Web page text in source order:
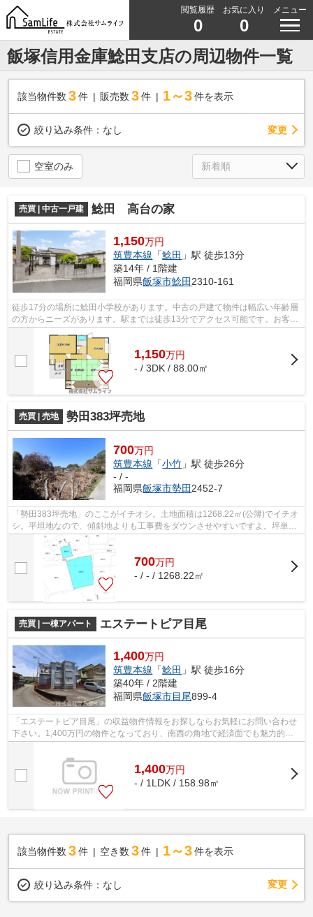
閲覧履歴
0
お気に入り
0
メニュー
飯塚信用金庫鯰田支店の周辺物件一覧
該当物件数 3件 販売数 3 件 1～3 件を表示
絞り込み条件： なし 変更
空室のみ
売買 | 中古一戸建 鯰田 高台の家
1,150万円
筑豊本線 「鯰田 」駅 徒歩13分
築14年 / 1階建
福岡県飯塚市鯰田2310-161
徒歩17分の場所に鯰田小学校があります。中古の戸建て物件は幅広い年齢層
の方からニーズがあります。駅までは徒歩13分でアクセス可能です。お客様
から高い評価をいただく南側道路に接...
1,150万円
- / 3DK / 88.00㎡
売買 | 売地 勢田383坪売地
700万円
筑豊本線 「小竹 」駅 徒歩26分
- / -
福岡県飯塚市勢田 2452-7
「勢田383坪売地」のここがイチオシ。土地面積は1268.22㎡(公簿)でイチオ
シ。平坦地なので、傾斜地よりも工事費をダウンさせやすいですよ。坪単価
1.9万円は魅力！農地転用・飯塚市開発...
700万円
- / - / 1268.22㎡
売買 | 一棟アパート エステートピア目尾
1,400万円
筑豊本線 「鯰田 」駅 徒歩16分
築40年 / 2階建
福岡県飯塚市目尾899-4
「エステートピア目尾」の収益物件情報をお探しならお気軽にお問い合わせ
下さい。1,400万円の物件となっており、南西の角地で経済面でも魅力的で
1,400万円
- / 1LDK / 158.98㎡
該当物件数 3件 空き数 3 件 1～3 件を表示
絞り込み条件： なし 変更